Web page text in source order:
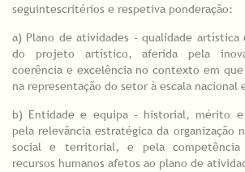
seguintescritérios e respetiva ponderação:
a) Plano de atividades - qualidade
do projeto artístico, aferida pela
coerência e excelência no contexto em
na representação do setor à escala nacional
b) Entidade e equipa - historial, mérito e
pela relevância estratégica da organização
social e territorial, e pela competência
recursos humanos afetos ao plano de